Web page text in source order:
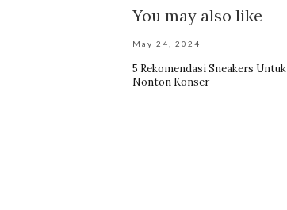
You may also like
May 24, 2024
5 Rekomendasi Sneakers Untuk
Nonton Konser